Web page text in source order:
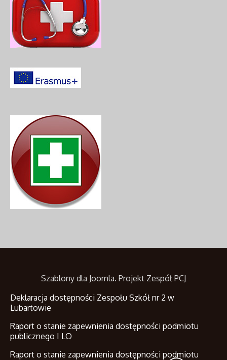
Szablony dla Joomla. Projekt Zespół PCJ
Deklaracja dostępności Zespołu Szkół nr 2 w
Lubartowie
Raport o stanie zapewnienia dostępności podmiotu
publicznego I LO
Raport o stanie zapewnienia dostępności podmiotu